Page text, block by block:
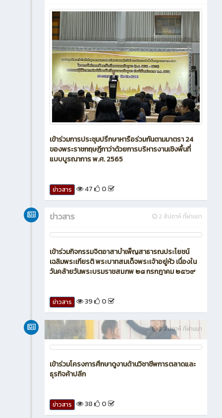
เข้าร่วมการประชุมปรึกษาหารือร่วมกันตามมาตรา 24
ของพระราชกฤษฎีกาว่าด้วยการบริหารงานเชิงพื้นที่
แบบบูรณาการ พ.ศ. 2565
ข่าวสาร 47 0
2 สัปดาห์ ที่ผ่านมา
ข่าวสาร
เข้าร่วมกิจกรรมจิตอาสาบำเพ็ญสาธารณประโยชน์
เฉลิมพระเกียรติ พระบาทสมเด็จพระเจ้าอยู่หัว เนื่องใน
วันคล้ายวันพระบรมราชสมภพ ๒๘ กรกฎาคม ๒๕๖๙
ข่าวสาร 39 0
2 สัปดาห์ ที่ผ่านมา
ข่าวสาร
เข้าร่วมโครงการศึกษาดูงานด้านวิชาชีพการตลาดและ
ธุรกิจค้าปลีก
ข่าวสาร 38 0